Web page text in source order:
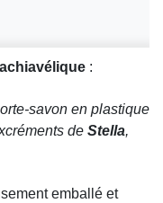
:
savon en plastique
de Stella,
emballé et